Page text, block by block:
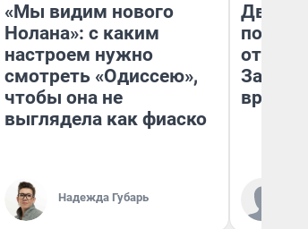
«Мы видим нового
Нолана»: с каким
настроем нужно
смотреть «Одиссею»,
чтобы она не
выглядела как фиаско
Надежда Губарь
Два
от 100
врачей